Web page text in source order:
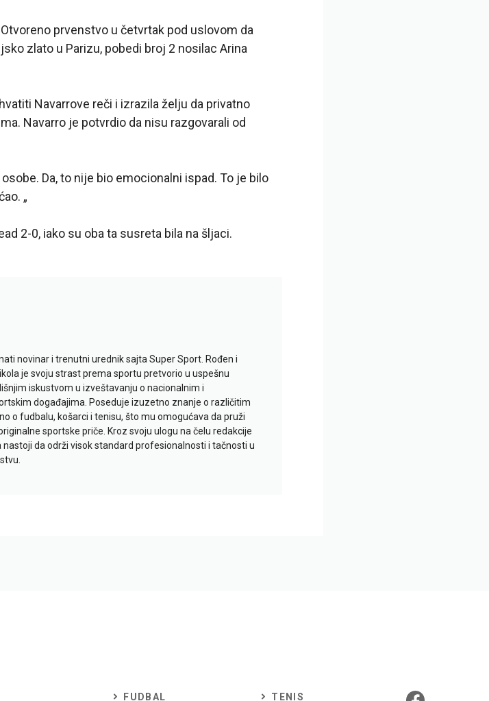
prvenstvo u četvrtak pod uslovom da
zlato u Parizu, pobedi broj 2 nosilac Arina
Navarrove reči i izrazila želju da privatno
Navarro je potvrdio da nisu razgovarali od
Da, to nije bio emocionalni ispad. To je bilo
„
2-0, iako su oba ta susreta bila na šljaci.
novinar i trenutni urednik sajta Super Sport. Rođen i
je svoju strast prema sportu pretvorio u uspešnu
iskustvom u izveštavanju o nacionalnim i
događajima. Poseduje izuzetno znanje o različitim
o fudbalu, košarci i tenisu, što mu omogućava da pruži
sportske priče. Kroz svoju ulogu na čelu redakcije
nastoji da održi visok standard profesionalnosti i tačnosti u
FUDBAL TENIS